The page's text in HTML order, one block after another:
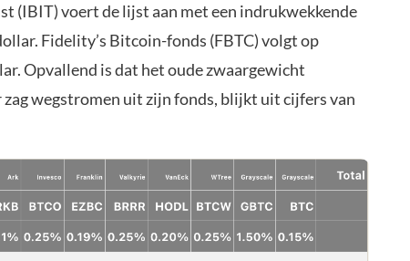
(IBIT) voert de lijst aan met een indrukwekkende
Fidelity’s Bitcoin-fonds (FBTC) volgt op
Opvallend is dat het oude zwaargewicht
wegstromen uit zijn fonds, blijkt uit cijfers van